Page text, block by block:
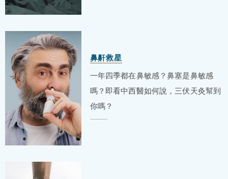
鼻鼾救星
一年四季都在鼻敏感？鼻塞是鼻敏感
嗎？即看中西醫如何說，三伏天灸幫到
你嗎？